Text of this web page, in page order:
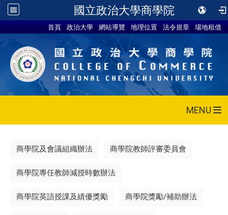
國立政治大學商學院
首頁 政治大學 網站導覽 地理位置 法令規章 場地租借
MENU
商學院及會議組織辦法 商學院教師評審委員會
商學院專任教師減授時數辦法
商學院英語授課及績優獎勵 商學院獎勵/補助辦法